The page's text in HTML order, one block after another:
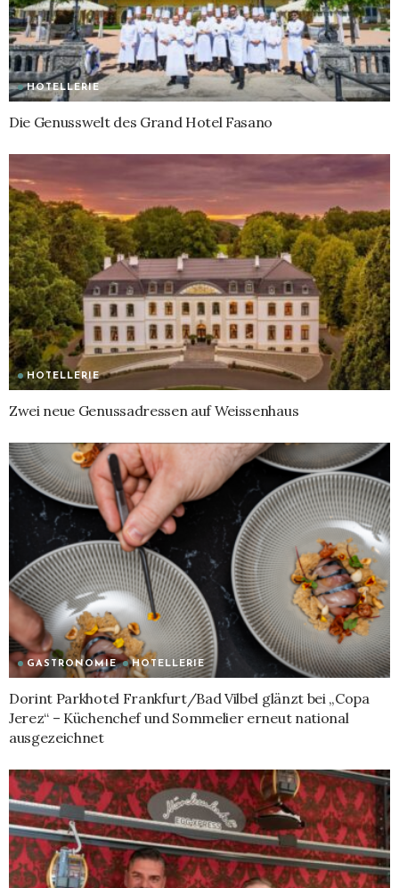
HOTELLERIE
Die Genusswelt des Grand Hotel Fasano
HOTELLERIE
Zwei neue Genussadressen auf Weissenhaus
GASTRONOMIE HOTELLERIE
Dorint Parkhotel Frankfurt/Bad Vilbel glänzt bei „Copa
Jerez“ – Küchenchef und Sommelier erneut national
ausgezeichnet